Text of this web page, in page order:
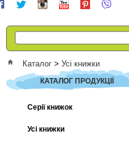
Каталог > Усі книжки
КАТАЛОГ ПРОДУКЦІЇ
Серії книжок
Усі книжки